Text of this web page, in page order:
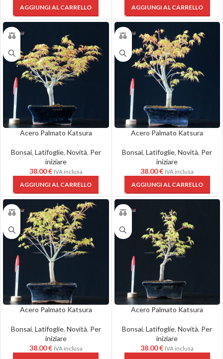
AGGIUNGI AL CARRELLO AGGIUNGI AL CARRELLO
Acero Palmato Katsura
Bonsai, Latifoglie, Novità, Per
iniziare
38.00€ IVA inclusa
AGGIUNGI AL CARRELLO
Acero Palmato Katsura
Bonsai,Latifoglie,Novità, Per
iniziare
38.00€ IVA inclusa
AGGIUNGI AL CARRELLO
Acero Palmato Katsura
Bonsai, Latifoglie, Novità, Per
iniziare
38.00€ IVA inclusa
Acero Palmato Katsura
Bonsai,Latifoglie,Novità, Per
iniziare
38.00€ IVA inclusa